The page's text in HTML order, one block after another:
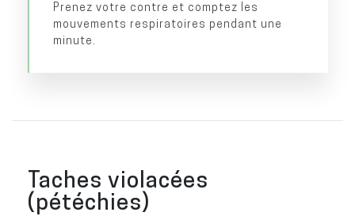
Prenez votre contre et comptez les
mouvements respiratoires pendant une
minute.
Taches violacées
(pétéchies)